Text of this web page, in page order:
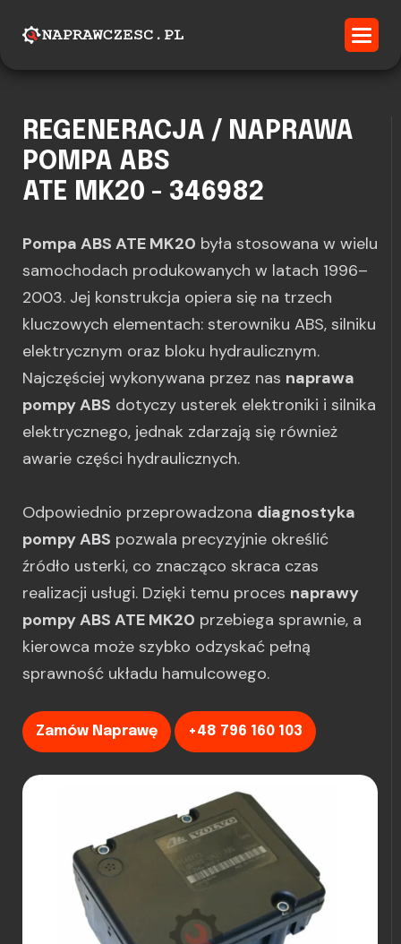
REGENERACJA / NAPRAWA
POMPA ABS
ATE MK20 - 346982
Pompa ABS ATE MK20 była stosowana w wielu
samochodach produkowanych w latach 1996–
2003. Jej konstrukcja opiera się na trzech
kluczowych elementach: sterowniku ABS, silniku
elektrycznym oraz bloku hydraulicznym.
Najczęściej wykonywana przez nas naprawa
pompy ABS dotyczy usterek elektroniki i silnika
elektrycznego, jednak zdarzają się również
awarie części hydraulicznych.
Odpowiednio przeprowadzona diagnostyka
pompy ABS pozwala precyzyjnie określić
źródło usterki, co znacząco skraca czas
realizacji usługi. Dzięki temu proces naprawy
pompy ABS ATE MK20 przebiega sprawnie, a
kierowca może szybko odzyskać pełną
sprawność układu hamulcowego.
Zamów Naprawę +48 796 160 103